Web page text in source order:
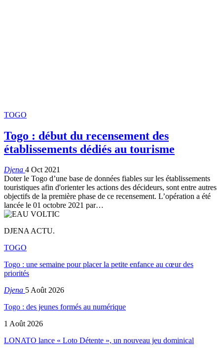
TOGO
Togo : début du recensement des
établissements dédiés au tourisme
Djena 4 Oct 2021
Doter le Togo d’une base de données fiables sur les établissements
touristiques afin d'orienter les actions des décideurs, sont entre autres
objectifs de la première phase de ce recensement. L’opération a été
lancée le 01 octobre 2021 par…
DJENA ACTU.
TOGO
Togo : une semaine pour placer la petite enfance au cœur des
priorités
Djena 5 Août 2026
Togo : des jeunes formés au numérique
1 Août 2026
LONATO lance « Loto Détente », un nouveau jeu dominical